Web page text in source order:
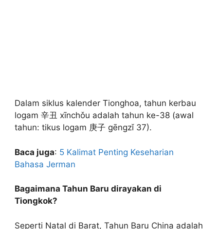
Dalam siklus kalender Tionghoa, tahun kerbau
logam 辛丑 xīnchǒu adalah tahun ke-38 (awal
tahun: tikus logam 庚子 gēngzǐ 37).
Baca juga: 5 Kalimat Penting Keseharian
Bahasa Jerman
Bagaimana Tahun Baru dirayakan di
Tiongkok?
Seperti Natal di Barat, Tahun Baru China adalah